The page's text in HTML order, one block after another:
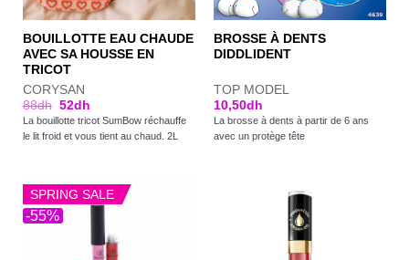
BOUILLOTTE EAU CHAUDE
AVEC SA HOUSSE EN
TRICOT
CORYSAN
88dh 52dh
La bouillotte tricot SumBow réchauffe
le lit froid et vous tient au chaud. 2L
BROSSE À DENTS
DIDDLIDENT
TOP MODEL
10,50dh
La brosse à dents à partir de 6 ans
avec un protège tête
-55%
SPRING SALE